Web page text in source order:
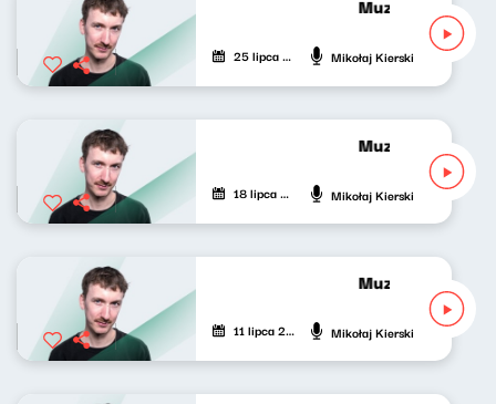
Muzyka nie
25 lipca 2026 Mikołaj Kierski
Muzyka nie
18 lipca 2026 Mikołaj Kierski
Muzyka nie
11 lipca 2026 Mikołaj Kierski